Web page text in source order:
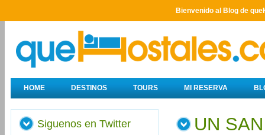
Bienvenido al Blog de
HOME DESTINOS TOURS MI RESERVA
UN
Siguenos en Twitter